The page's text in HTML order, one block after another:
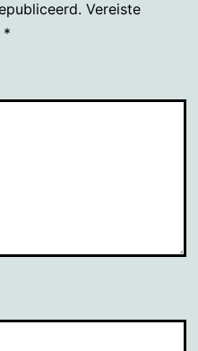
Vereiste
*